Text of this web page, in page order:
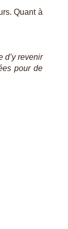
Quant à
d’y revenir
pour de